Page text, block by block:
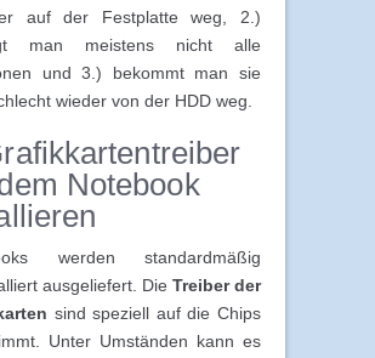
auf der Festplatte weg, 2.)
man meistens nicht alle
und 3.) bekommt man sie
wieder von der HDD weg.
Notebook
werden standardmäßig
ausgeliefert. Die Treiber der
sind speziell auf die Chips
Unter Umständen kann es